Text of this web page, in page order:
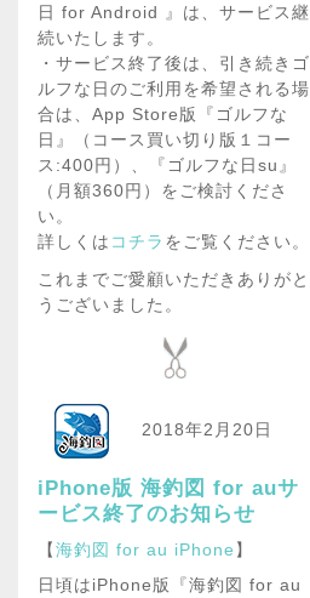
日 for Android 』は、サービス継
続いたします。
・サービス終了後は、引き続きゴ
ルフな日のご利用を希望される場
合は、App Store版『ゴルフな
日』（コース買い切り版１コー
ス:400円）、『ゴルフな日su』
（月額360円）をご検討くださ
い。
詳しくは コチラ をご覧ください。
これまでご愛顧いただきありがと
うございました。
2018年2月20日
iPhone版 海釣図 for auサ
ービス終了のお知らせ
【海釣図 for au iPhone 】
日頃はiPhone版『海釣図 for au